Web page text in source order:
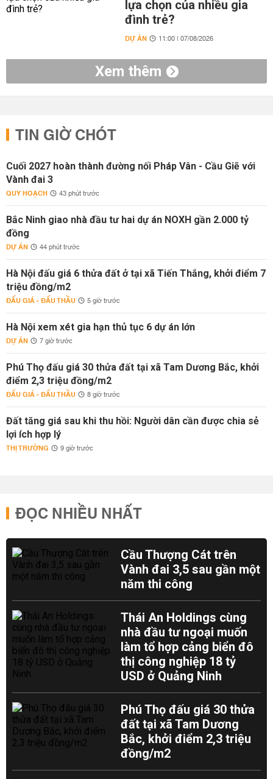
lựa chọn của nhiều gia
đình trẻ?
DỰ ÁN 11:00 | 07/08/2026
Xem thêm
TIN GIỜ CHÓT
Cuối 2027 hoàn thành đường nối Pháp Vân - Cầu Giẽ với
Vành đai 3
QUY HOẠCH 43 phút trước
Bắc Ninh giao nhà đầu tư hai dự án NOXH gần 2.000 tỷ
đồng
DỰ ÁN 44 phút trước
Hà Nội đấu giá 6 thửa đất ở tại xã Tiến Thắng, khởi điểm 7
triệu đồng/m2
ĐẤU GIÁ - ĐẤU THẦU 5 giờ trước
Hà Nội xem xét gia hạn thủ tục 6 dự án lớn
DỰ ÁN 7 giờ trước
Phú Thọ đấu giá 30 thửa đất tại xã Tam Dương Bắc, khởi
điểm 2,3 triệu đồng/m2
ĐẤU GIÁ - ĐẤU THẦU 8 giờ trước
Đất tăng giá sau khi thu hồi: Người dân cần được chia sẻ
lợi ích hợp lý
THỊ TRƯỜNG 9 giờ trước
ĐỌC NHIỀU NHẤT
Cầu Thượng Cát trên
Vành đai 3,5 sau gần một
năm thi công
Thái An Holdings cùng
nhà đầu tư ngoại muốn
làm tổ hợp cảng biển đô
thị công nghiệp 18 tỷ
USD ở Quảng Ninh
Phú Thọ đấu giá 30 thửa
đất tại xã Tam Dương
Bắc, khởi điểm 2,3 triệu
đồng/m2